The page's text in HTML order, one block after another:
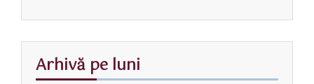
Arhivă pe luni